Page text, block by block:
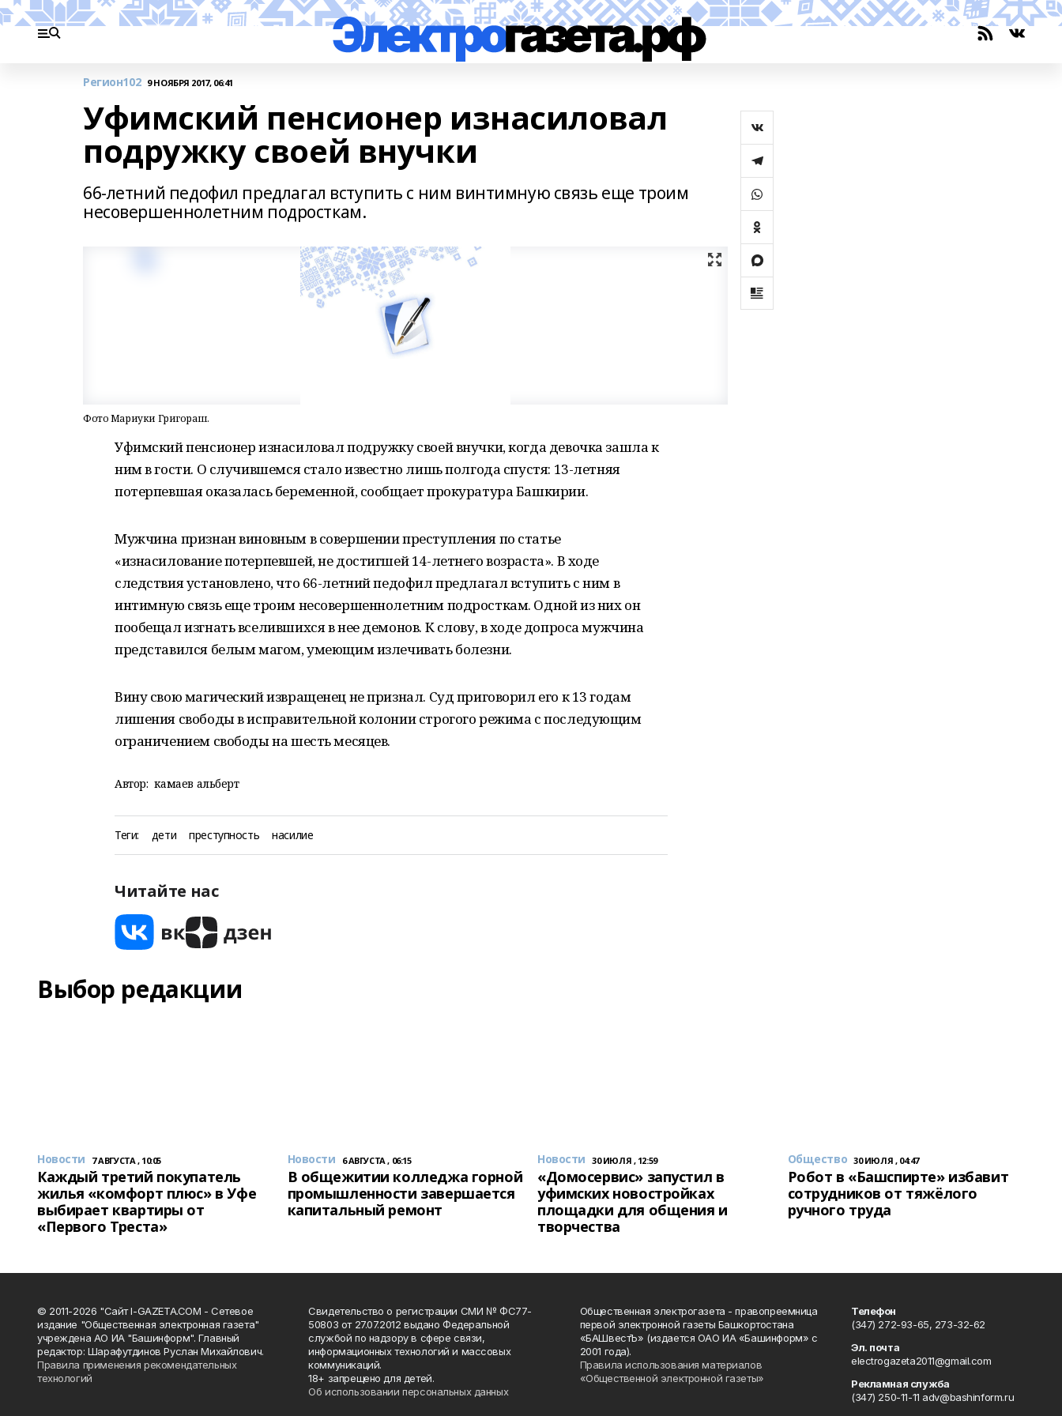
Регион102 9 НОЯБРЯ 2017, 06:41
Уфимский пенсионер изнасиловал
подружку своей внучки
66-летний педофил предлагал вступить с ним винтимную связь еще троим
несовершеннолетним подросткам.
Фото Мариуки Григораш.
Уфимский пенсионер изнасиловал подружку своей внучки, когда девочка зашла к
ним в гости. О случившемся стало известно лишь полгода спустя: 13-летняя
потерпевшая оказалась беременной, сообщает прокуратура Башкирии.
Мужчина признан виновным в совершении преступления по статье
«изнасилование потерпевшей, не достигшей 14-летнего возраста». В ходе
следствия установлено, что 66-летний педофил предлагал вступить с ним в
интимную связь еще троим несовершеннолетним подросткам. Одной из них он
пообещал изгнать вселившихся в нее демонов. К слову, в ходе допроса мужчина
представился белым магом, умеющим излечивать болезни.
Вину свою магический извращенец не признал. Суд приговорил его к 13 годам
лишения свободы в исправительной колонии строгого режима с последующим
ограничением свободы на шесть месяцев.
Автор: камаев альберт
Теги: дети преступность насилие
Читайте нас
Выбор редакции
Новости 7 АВГУСТА , 10:05
Каждый третий покупатель
жилья «комфорт плюс» в Уфе
выбирает квартиры от
«Первого Треста»
Новости 6 АВГУСТА , 06:15
В общежитии колледжа горной
промышленности завершается
капитальный ремонт
Новости 30 ИЮЛЯ , 12:59
«Домосервис» запустил в
уфимских новостройках
площадки для общения и
творчества
Общество 30 ИЮЛЯ , 04:47
Робот в «Башспирте» избавит
сотрудников от тяжёлого
ручного труда
© 2011-2026 "Сайт I-GAZETA.COM - Сетевое
издание "Общественная электронная газета"
учреждена АО ИА "Башинформ". Главный
редактор: Шарафутдинов Руслан Михайлович.
Правила применения рекомендательных
технологий
Свидетельство о регистрации СМИ № ФС77-
50803 от 27.07.2012 выдано Федеральной
службой по надзору в сфере связи,
информационных технологий и массовых
коммуникаций.
18+ запрещено для детей.
Об использовании персональных данных
Общественная электрогазета - правопреемница
первой электронной газеты Башкортостана
«БАШвестЪ» (издается ОАО ИА «Башинформ» с
2001 года).
Правила использования материалов
«Общественной электронной газеты»
Телефон
(347) 272-93-65, 273-32-62
Эл. почта
electrogazeta2011@gmail.com
Рекламная служба
(347) 250-11-11 adv@bashinform.ru